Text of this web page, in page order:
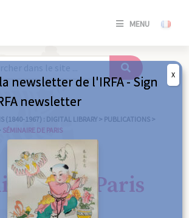
MENU
SE
/
(1840-1967) : DIGITAL LIBRARY > PUBLICATIONS >
SÉMINAIRE DE PARIS
de Paris
newsletter de l'IRFA - Sign
newsletter
X